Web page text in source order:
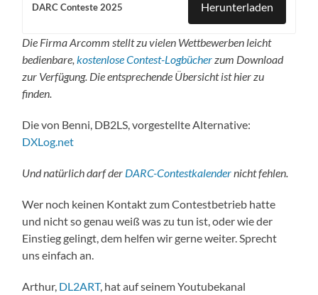
DARC Conteste 2025 Herunterladen
Die Firma Arcomm stellt zu vielen Wettbewerben leicht
bedienbare, kostenlose Contest-Logbücher zum Download
zur Verfügung. Die entsprechende Übersicht ist hier zu
finden.
Die von Benni, DB2LS, vorgestellte Alternative:
DXLog.net
Und natürlich darf der DARC-Contestkalendernicht fehlen.
Wer noch keinen Kontakt zum Contestbetrieb hatte
und nicht so genau weiß was zu tun ist, oder wie der
Einstieg gelingt, dem helfen wir gerne weiter. Sprecht
uns einfach an.
Arthur, DL2ART, hat auf seinem Youtubekanal